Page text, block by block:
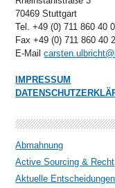
70469 Stuttgart
Tel. +49 (0) 711 860 40
Fax +49 (0) 711 860 40
E-Mail
IMPRESSUM
Abmahnung
Active Sourcing & Recht
Aktuelle